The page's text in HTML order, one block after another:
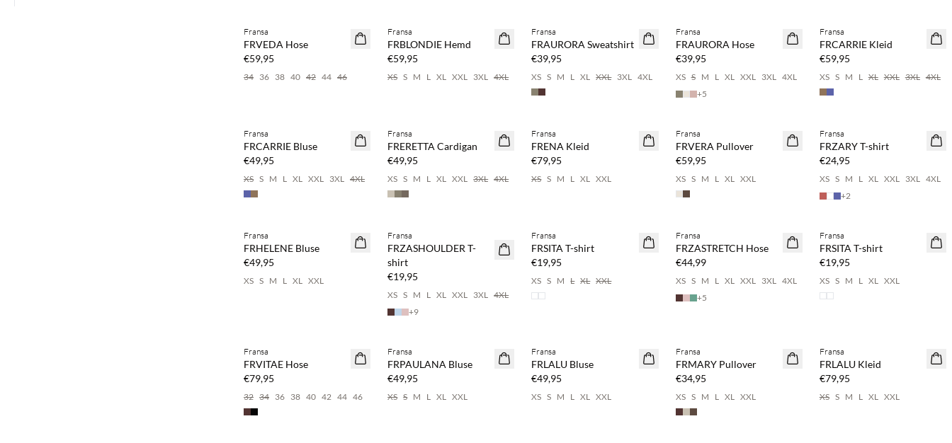
NEUHEITEN
Fransa
FRVEDA Hose
€59,95
34 36 38 40 42 44 46
NEUHEITEN
Fransa
FRBLONDIE Hemd
€59,95
XS S M L XL XXL 3XL 4XL
NEUHEITEN
Fransa
FRAURORA Sweatshirt
€39,95
XS S M L XL XXL 3XL 4XL
NEUHEITEN
Fransa
FRAURORA Hose
€39,95
XS S M L XL XXL 3XL 4XL
+5
NEUHEITEN
Fransa
FRCARRIE Kleid
€59,95
XS S M L XL XXL 3XL 4XL
NEUHEITEN
Fransa
FRCARRIE Bluse
€49,95
XS S M L XL XXL 3XL 4XL
NEUHEITEN
Fransa
FRERETTA Cardigan
€49,95
XS S M L XL XXL 3XL 4XL
NEUHEITEN
Fransa
FRENA Kleid
€79,95
XS S M L XL XXL
NEUHEITEN
Fransa
FRVERA Pullover
€59,95
XS S M L XL XXL
NEUHEITEN
Fransa
FRZARY T-shirt
€24,95
XS S M L XL XXL 3XL 4XL
+2
NEUHEITEN
Fransa
FRHELENE Bluse
€49,95
XS S M L XL XXL
NEUHEITEN
Fransa
FRZASHOULDER T-
shirt
€19,95
XS S M L XL XXL 3XL 4XL
+9
NEUHEITEN
Fransa
FRSITA T-shirt
€19,95
XS S M L XL XXL
NEUHEITEN
Fransa
FRZASTRETCH Hose
€44,99
XS S M L XL XXL 3XL 4XL
+5
NEUHEITEN
Fransa
FRSITA T-shirt
€19,95
XS S M L XL XXL
NEUHEITEN
Fransa
FRVITAE Hose
€79,95
32 34 36 38 40 42 44 46
NEUHEITEN
Fransa
FRPAULANA Bluse
€49,95
XS S M L XL XXL
NEUHEITEN
Fransa
FRLALU Bluse
€49,95
XS S M L XL XXL
NEUHEITEN
Fransa
FRMARY Pullover
€34,95
XS S M L XL XXL
NEUHEITEN
Fransa
FRLALU Kleid
€79,95
XS S M L XL XXL